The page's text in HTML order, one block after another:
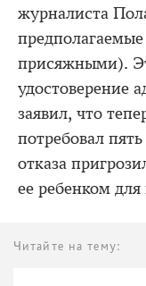
журналиста
присяжными).
удостоверение
заявил, что
потребовал
отказа
ее ребенком
Читайте на тему: